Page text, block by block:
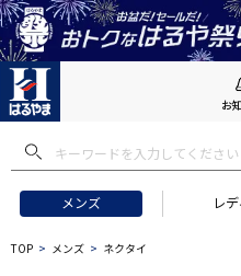
お
メンズ レ
フトにおすすめ #セットアップ
TOP メンズ ネクタイ